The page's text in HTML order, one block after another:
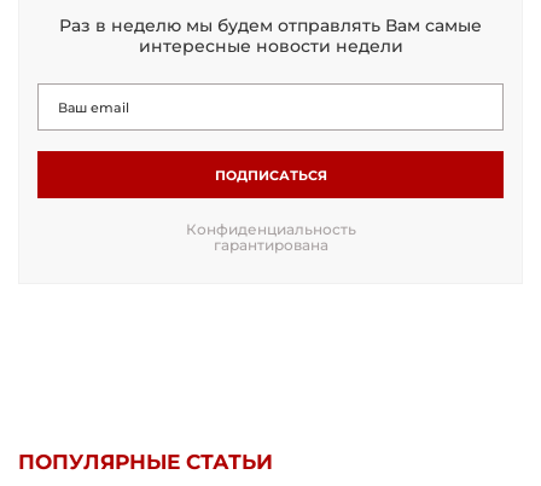
Раз в неделю мы будем отправлять Вам самые
интересные новости недели
ПОДПИСАТЬСЯ
Конфиденциальность
гарантирована
ПОПУЛЯРНЫЕ СТАТЬИ